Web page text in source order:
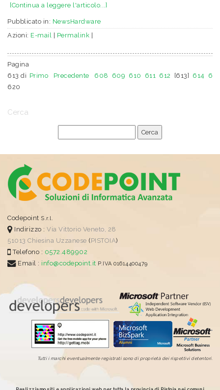
[Continua a leggere l'articolo...]
Pubblicato in: NewsHardware
Azioni: E-mail Permalink
Pagina
613 di
620
Primo Precedente 608 609 610 611 612 [613] 614 615
Cerca
Codepoint S.r.l.
Indirizzo : Via Vittorio Veneto, 28
51013 Chiesina Uzzanese (PISTOIA)
Telefono : 0572.489902
Email : info@codepoint.it P.IVA 01614400479
Tutti i marchi eventualmente registrati sono di proprietà dei rispettivi detentori.